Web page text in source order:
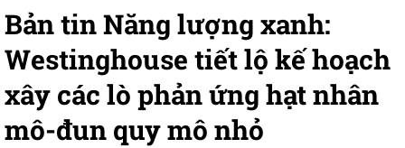
Bản tin Năng lượng xanh:
Westinghouse tiết lộ kế hoạch
xây các lò phản ứng hạt nhân
mô-đun quy mô nhỏ